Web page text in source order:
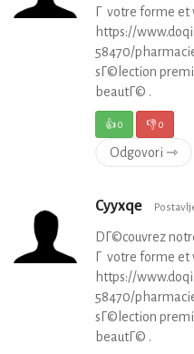
Г votre forme
https://
58470/
sГ©lection
beautГ© .
👍0 👎0
Odgovori ⇾
Cyyxqe
DГ©couvrez
Г votre forme
https://
58470/
sГ©lection
beautГ© .